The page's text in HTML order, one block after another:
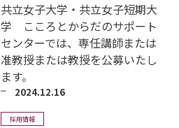
共立女子大学・共立女子短期大
学 こころとからだのサポート
センターでは、専任講師または
准教授または教授を公募いたし
ます。
2024.12.16
採用情報